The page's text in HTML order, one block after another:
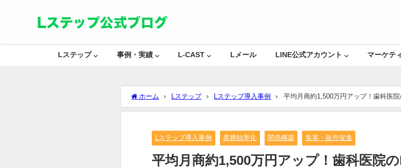
Lステップ ⌵ 事例・実績 ⌵ L-CAST ⌵ Lメール LINE公式アカウント ⌵ マーケテ
ホーム Lステップ Lステップ導入事例 平均月商約1,500万円アップ！歯科医
Lステップ導入事例 業務効率化 関係構築 集客・販売促進
平均月商約1,500万円アップ！歯科医院